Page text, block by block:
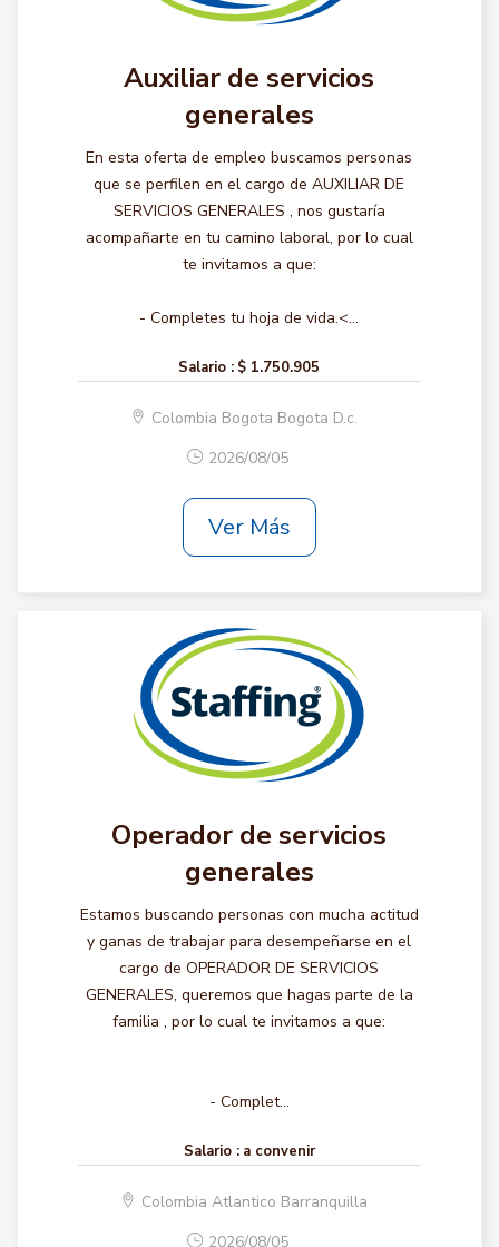
Auxiliar de servicios
generales
En esta oferta de empleo buscamos personas
que se perfilen en el cargo de AUXILIAR DE
SERVICIOS GENERALES , nos gustaría
acompañarte en tu camino laboral, por lo cual
te invitamos a que:
- Completes tu hoja de vida.<...
Salario : $ 1.750.905
Colombia Bogota Bogota D.c.
2026/08/05
Ver Más
Operador de servicios
generales
Estamos buscando personas con mucha actitud
y ganas de trabajar para desempeñarse en el
cargo de OPERADOR DE SERVICIOS
GENERALES, queremos que hagas parte de la
familia , por lo cual te invitamos a que:
- Complet...
Salario : a convenir
Colombia Atlantico Barranquilla
2026/08/05